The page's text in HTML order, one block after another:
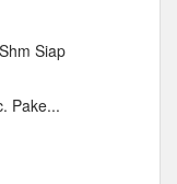
Siap
Pake...